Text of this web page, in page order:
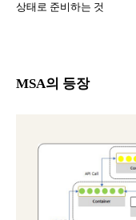
상태로 준비하는 것
MSA의 등장